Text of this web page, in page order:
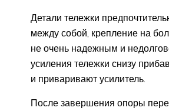
Детали тележки
между собой, крепление на
не очень надежным и
усиления тележки снизу
и приваривают усилитель.
После завершения опоры